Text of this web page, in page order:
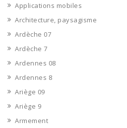
Applications mobiles
Architecture, paysagisme
Ardèche 07
Ardèche 7
Ardennes 08
Ardennes 8
Ariège 09
Ariège 9
Armement